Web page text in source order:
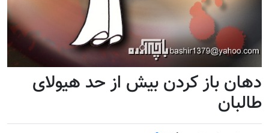
دهان باز کردن بیش از حد هیولای
طالبان